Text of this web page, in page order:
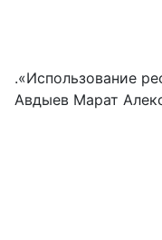
.«Использование
Авдыев Марат